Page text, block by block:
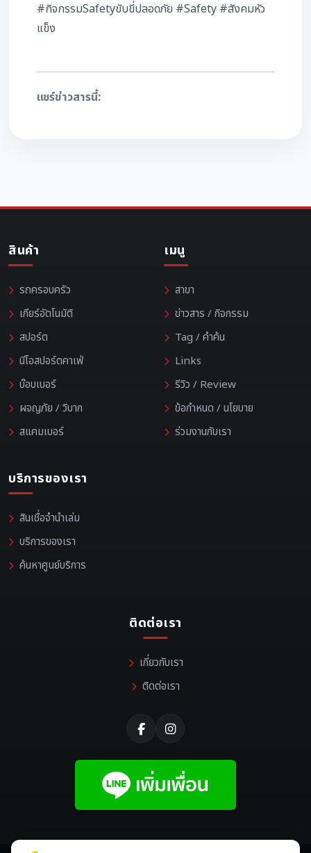
#กิจกรรมSafetyขับขี่ปลอดภัย #Safety #สังคมหัว
แข็ง
แชร์ข่าวสารนี้:
สินค้า
รถครอบครัว
เกียร์อัตโนมัติ
สปอร์ต
นีโอสปอร์ตคาเฟ่
บ๊อบเบอร์
ผจญภัย / วิบาก
สแคมเบอร์
เมนู
สาขา
ข่าวสาร / กิจกรรม
Tag / คำค้น
Links
รีวิว / Review
ข้อกำหนด / นโยบาย
ร่วมงานกับเรา
บริการของเรา
สินเชื่อจำนำเล่ม
บริการของเรา
ค้นหาศูนย์บริการ
ติดต่อเรา
เกี่ยวกับเรา
ติดต่อเรา